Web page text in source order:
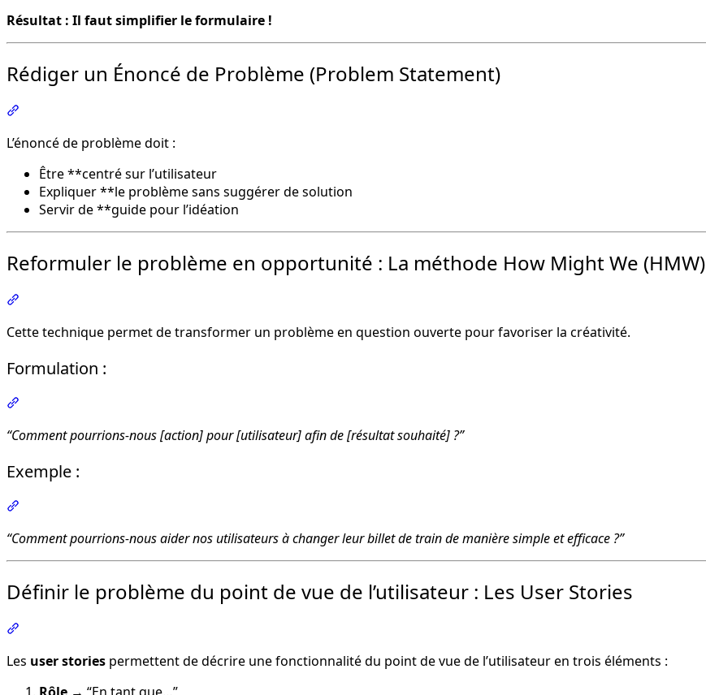
Résultat : Il faut simplifier le formulaire !
Rédiger un Énoncé de Problème (Problem Statement)
L’énoncé de problème doit :
Être **centré sur l’utilisateur
Expliquer **le problème sans suggérer de solution
Servir de **guide pour l’idéation
Reformuler le problème en opportunité : La méthode How Might We (HMW)
Cette technique permet de transformer un problème en question ouverte pour favoriser la créativité.
Formulation :
“Comment pourrions-nous [action] pour [utilisateur] afin de [résultat souhaité] ?”
Exemple :
“Comment pourrions-nous aider nos utilisateurs à changer leur billet de train de manière simple et efficace ?”
Définir le problème du point de vue de l’utilisateur : Les User Stories
Les user stories permettent de décrire une fonctionnalité du point de vue de l’utilisateur en trois éléments :